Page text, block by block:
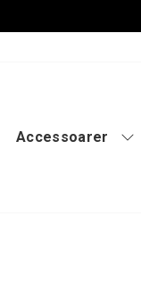
Pausa
Accessoarer